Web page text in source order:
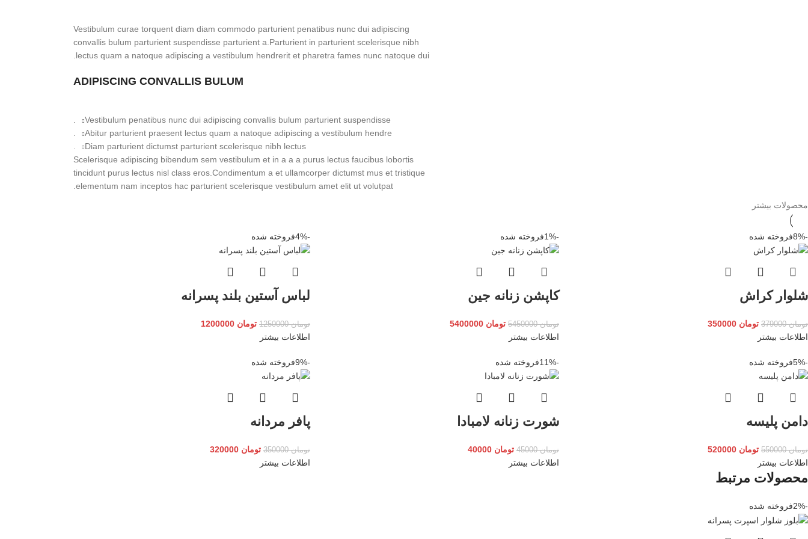
Vestibulum curae torquent diam diam commodo parturient penatibus nunc dui adipiscing
convallis bulum parturient suspendisse parturient a.Parturient in parturient scelerisque nibh
lectus quam a natoque adipiscing a vestibulum hendrerit et pharetra fames nunc natoque dui.
ADIPISCING CONVALLIS BULUM
Vestibulum penatibus nunc dui adipiscing convallis bulum parturient suspendisse.
Abitur parturient praesent lectus quam a natoque adipiscing a vestibulum hendre.
Diam parturient dictumst parturient scelerisque nibh lectus.
Scelerisque adipiscing bibendum sem vestibulum et in a a a purus lectus faucibus lobortis
tincidunt purus lectus nisl class eros.Condimentum a et ullamcorper dictumst mus et tristique
elementum nam inceptos hac parturient scelerisque vestibulum amet elit ut volutpat.
محصولات بیشتر
-8% فروخته شده
شلوار کراش
تومان379000 تومان
اطلاعات بیشتر
-1% فروخته شده
کاپشن زنانه جین
تومان5450000 تومان
اطلاعات بیشتر
-4% فروخته شده
لباس آستین بلند پسرانه
تومان1250000 تومان
اطلاعات بیشتر
-5% فروخته شده
دامن پلیسه
تومان550000 تومان
اطلاعات بیشتر
-11% فروخته شده
شورت زنانه لامبادا
تومان45000 تومان
اطلاعات بیشتر
-9% فروخته شده
پافر مردانه
تومان350000 تومان
اطلاعات بیشتر
محصولات مرتبط
-2% فروخته شده